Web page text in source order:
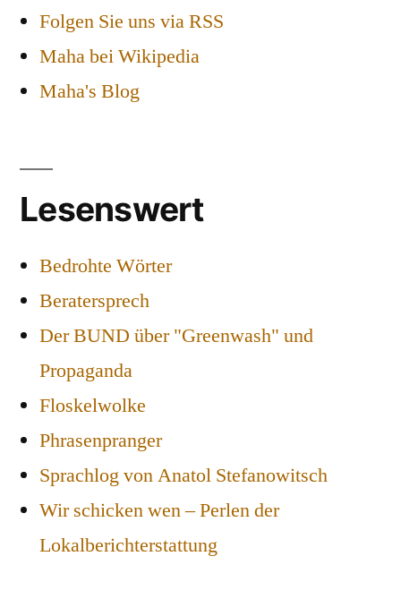
Folgen Sie uns via RSS
Maha bei Wikipedia
Maha's Blog
Lesenswert
Bedrohte Wörter
Beratersprech
Der BUND über "Greenwash" und
Propaganda
Floskelwolke
Phrasenpranger
Sprachlog von Anatol Stefanowitsch
Wir schicken wen – Perlen der
Lokalberichterstattung